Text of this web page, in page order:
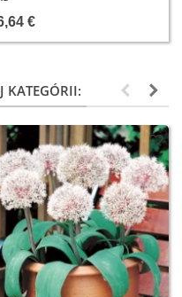
€
KATEGÓRII: